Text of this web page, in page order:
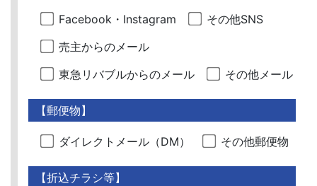
Facebook・Instagram
その他SNS
売主からのメール
東急リバブルからのメール
その他メール
【郵便物】
ダイレクトメール（DM） その他郵便物
【折込チラシ等】